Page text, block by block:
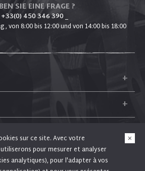
SIE EINE FRAGE ?
450 346 390_
von 8:00 bis 12:00 und von 14:00 bis 18:00
+
+
+
sur ce site. Avec votre
pour mesurer et analyser
analytiques), pour l'adapter à vos